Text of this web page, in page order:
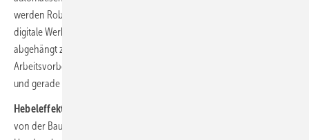
werden Roboter den Dachhandwerker nicht ersetzen. Wer jedoch
digitale Werkzeuge auf Dauer ignoriert, läuft Gefahr, wirtschaftlich
abgehängt zu werden. Im Kern geht es darum, Schnittstellen und die
Arbeitsvorbereitung mit digitalen Hilfsmitteln zu verändern – auch
und gerade weil der Lötkolben am Ende derselbe bleibt.
Hebeleffekt Werkstatt
von der Baustelle hin zur optimalen Fertigung. Während traditionelle